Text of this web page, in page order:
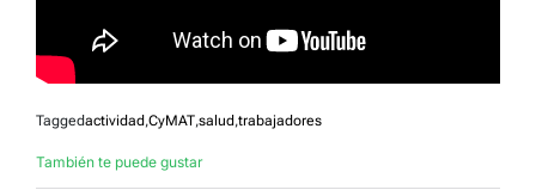
Taggedactividad ,CyMAT,salud ,trabajadores
También te puede gustar